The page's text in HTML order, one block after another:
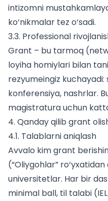
intizomni
ko‘nikmalar tez o‘sadi.
3.3. Professional
Grant – bu tarmoq
loyiha homiylari bilan
rezyumeingiz
konferensiya, nashrlar.
magistratura uchun
4. Qanday qilib grant
4.1. Talablarni aniqlash
Avvalo kim grant
(“Oliygohlar”
universitetlar. Har bir
minimal ball, til talabi